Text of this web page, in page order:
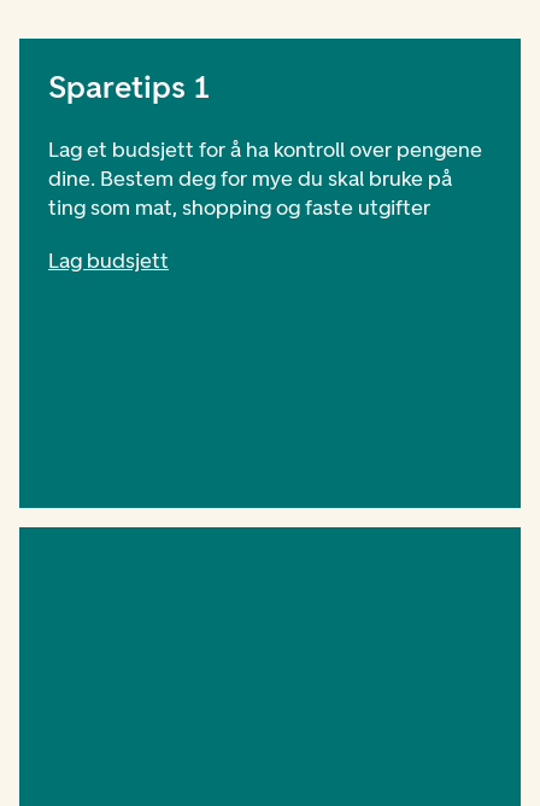
Sparetips 1
Lag et budsjett for å ha kontroll over pengene
dine. Bestem deg for mye du skal bruke på
ting som mat, shopping og faste utgifter
Lag budsjett